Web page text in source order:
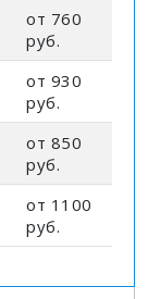
от 760
руб.
от 930
руб.
от 850
руб.
от 1100
руб.